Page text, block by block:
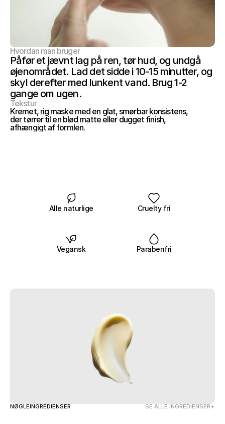
Hvordan man bruger
Påfør et jævnt lag på ren, tør hud, og undgå
øjenområdet. Lad det sidde i 10-15 minutter, og
skyl derefter med lunkent vand. Brug 1-2
gange om ugen.
Tekstur
Kremet, rig maske med en glat, smørbar konsistens,
der tørrer til en blød matte eller dugget finish,
afhængigt af formlen.
Alle naturlige Cruelty fri
Vegansk Parabenfri
NØGLEINGREDIENSER SE ALLE INGREDIENSER